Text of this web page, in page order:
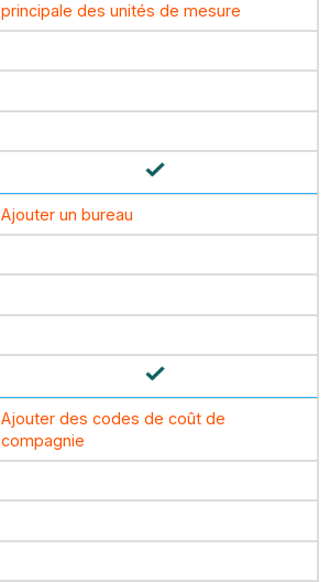
principale des unités de mesure
Ajouter un bureau
Ajouter des codes de coût de
compagnie